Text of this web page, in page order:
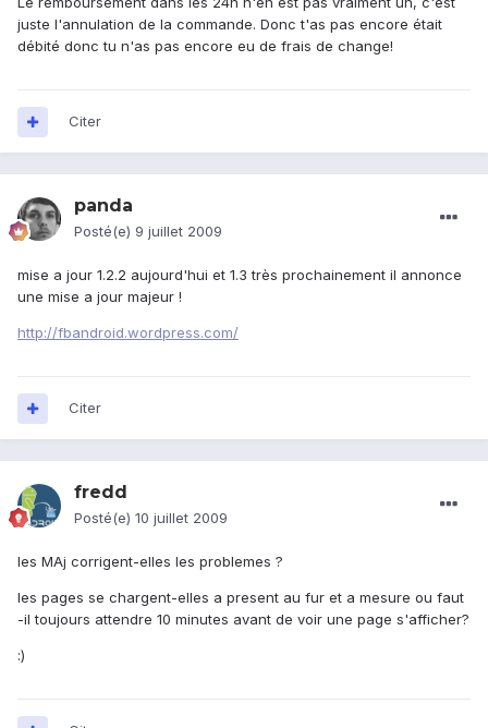
juste l'annulation de la commande. Donc t'as pas encore était
débité donc tu n'as pas encore eu de frais de change!
Citer
panda
Posté(e) 9 juillet 2009
mise a jour 1.2.2 aujourd'hui et 1.3 très prochainement il annonce
une mise a jour majeur !
http://fbandroid.wordpress.com/
Citer
fredd
Posté(e) 10 juillet 2009
les MAj corrigent-elles les problemes ?
les pages se chargent-elles a present au fur et a mesure ou faut
-il toujours attendre 10 minutes avant de voir une page s'afficher?
:)